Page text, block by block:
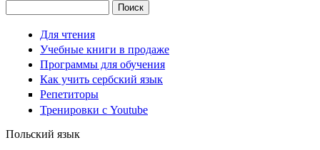
Для чтения
Учебные книги в продаже
Программы для обучения
Как учить сербский язык
Репетиторы
Тренировки с Youtube
Польский язык